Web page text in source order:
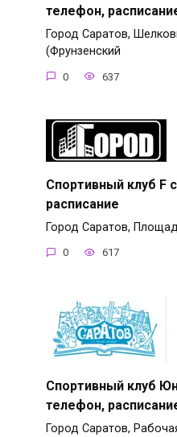
телефон,
Город Саратов,
(Фрунзенский
0 637
Спортивный клуб F
расписание
Город Саратов,
0 617
Спортивный клуб
телефон,
Город Саратов,